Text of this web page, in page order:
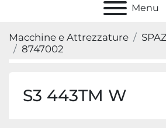
Menu
Macchine e Attrezzature
8747002
S3 443TM W